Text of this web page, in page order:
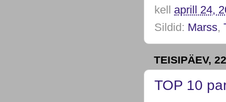
kell aprill 24,
Sildid: Marss,
TEISIPÄEV,
TOP 10